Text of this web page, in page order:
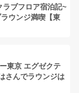
ラブフロア宿泊記~
ウンジ満喫【東
東京 エグゼクテ
さんでラウンジは